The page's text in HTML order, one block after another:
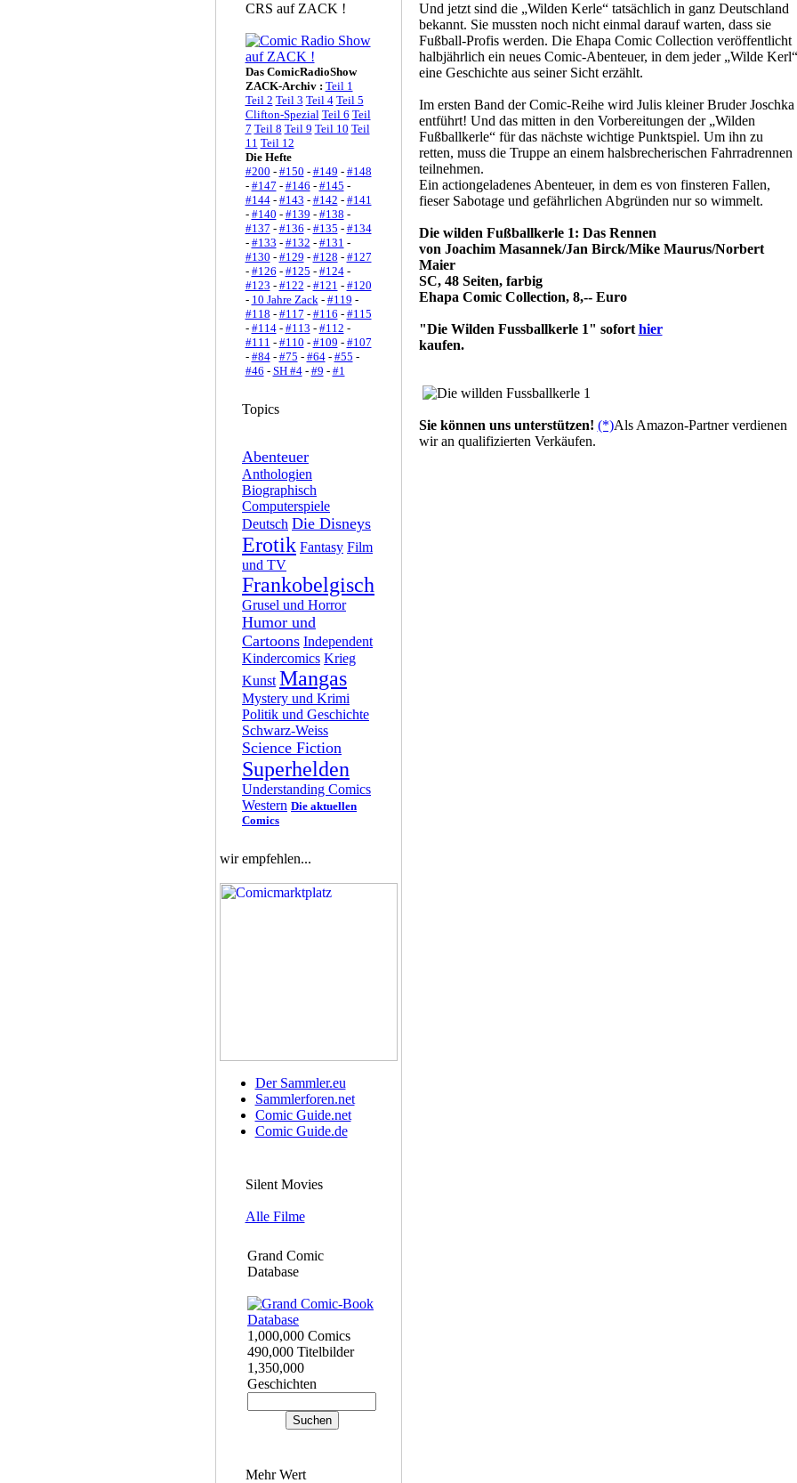
CRS auf ZACK !
Das ComicRadioShow
ZACK-Archiv : Teil 1
Teil 2 Teil 3 Teil 4 Teil 5
Clifton-Spezial Teil 6 Teil
7 Teil 8 Teil 9 Teil 10 Teil
11 Teil 12
Die Hefte
#200 - #150 - #149 - #148
- #147 - #146 - #145 -
#144- #143 - #142 - #141
- #140 - #139 - #138 -
#137 - #136 - #135 - #134
- #133 - #132 - #131 -
#130 - #129 - #128 - #127
- #126 - #125 - #124-
#123 - #122 - #121 - #120
- 10 Jahre Zack- #119 -
#118 - #117 - #116 - #115
- #114- #113 - #112 -
#111 - #110 - #109 - #107
- #84- #75 - #64- #55 -
#46 - SH #4- #9 - #1
Topics
Abenteuer
Anthologien
Biographisch
Computerspiele
Deutsch Die Disneys
Erotik Fantasy Film
und TV
Frankobelgisch
Grusel und Horror
Humor und
Cartoons Independent
Kindercomics Krieg
Kunst Mangas
Mystery und Krimi
Politik und Geschichte
Schwarz-Weiss
Science Fiction
Superhelden
Understanding Comics
Western Die aktuellen
Comics
wir empfehlen...
Der Sammler.eu
Sammlerforen.net
Comic Guide.net
Comic Guide.de
Silent Movies
Alle Filme
Grand Comic
Database
1,000,000 Comics
490,000 Titelbilder
1,350,000
Geschichten
Mehr Wert
Und jetzt sind die „Wilden Kerle“ tatsächlich in ganz Deutschland
bekannt. Sie mussten noch nicht einmal darauf warten, dass sie
Fußball-Profis werden. Die Ehapa Comic Collection veröffentlicht
halbjährlich ein neues Comic-Abenteuer, in dem jeder „Wilde Kerl“
eine Geschichte aus seiner Sicht erzählt.
Im ersten Band der Comic-Reihe wird Julis kleiner Bruder Joschka
entführt! Und das mitten in den Vorbereitungen der „Wilden
Fußballkerle“ für das nächste wichtige Punktspiel. Um ihn zu
retten, muss die Truppe an einem halsbrecherischen Fahrradrennen
teilnehmen.
Ein actiongeladenes Abenteuer, in dem es von finsteren Fallen,
fieser Sabotage und gefährlichen Abgründen nur so wimmelt.
Die wilden Fußballkerle 1: Das Rennen
von Joachim Masannek/Jan Birck/Mike Maurus/Norbert
Maier
SC, 48 Seiten, farbig
Ehapa Comic Collection, 8,-- Euro
"Die Wilden Fussballkerle 1" soforthier
kaufen.
Sie können uns unterstützen! (*)Als Amazon-Partner verdienen
wir an qualifizierten Verkäufen.